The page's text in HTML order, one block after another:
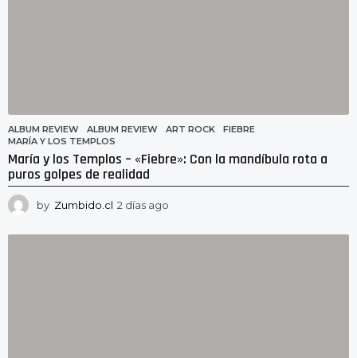
ALBUM REVIEW ALBUM REVIEW ,ART ROCK ,FIEBRE
MARÍA Y LOS TEMPLOS
María y los Templos – «Fiebre»: Con la mandíbula rota a
puros golpes de realidad
by Zumbido.cl 2 días ago
í